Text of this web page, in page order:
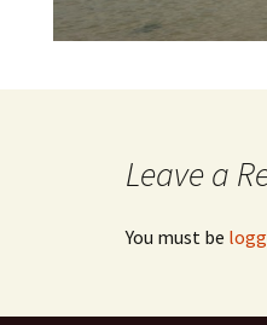
Leave a
You must be